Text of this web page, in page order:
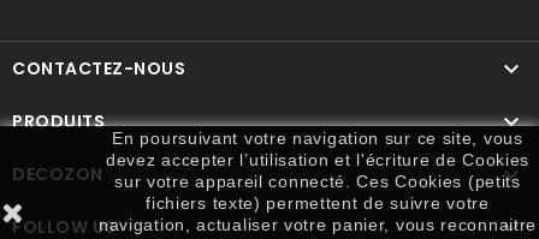
CONTACTEZ-NOUS 
PRODUITS 
DECOZON 
FOLLOW US 
En poursuivant votre navigation sur ce site, vous
devez accepter l’utilisation et l'écriture de Cookies
sur votre appareil connecté. Ces Cookies (petits
fichiers texte) permettent de suivre votre
navigation, actualiser votre panier, vous reconnaitre